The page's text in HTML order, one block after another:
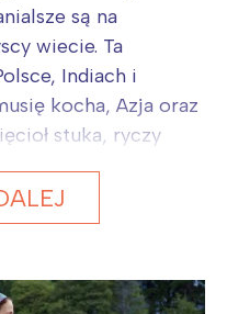
są na
wiecie. Ta
Indiach i
kocha, Azja oraz
stuka, ryczy